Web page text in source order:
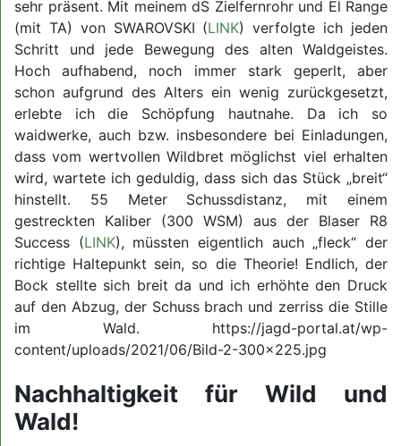
sehr präsent. Mit meinem dS Zielfernrohr und El Range
(mit TA) von SWAROVSKI (LINK) verfolgte ich jeden
Schritt und jede Bewegung des alten Waldgeistes.
Hoch aufhabend, noch immer stark geperlt, aber
schon aufgrund des Alters ein wenig zurückgesetzt,
erlebte ich die Schöpfung hautnahe. Da ich so
waidwerke, auch bzw. insbesondere bei Einladungen,
dass vom wertvollen Wildbret möglichst viel erhalten
wird, wartete ich geduldig, dass sich das Stück „breit“
hinstellt. 55 Meter Schussdistanz, mit einem
gestreckten Kaliber (300 WSM) aus der Blaser R8
Success (LINK), müssten eigentlich auch „fleck“ der
richtige Haltepunkt sein, so die Theorie! Endlich, der
Bock stellte sich breit da und ich erhöhte den Druck
auf den Abzug, der Schuss brach und zerriss die Stille
im Wald. https://jagd-portal.at/wp-
content/uploads/2021/06/Bild-2-300x225.jpg
Nachhaltigkeit für Wild und
Wald!